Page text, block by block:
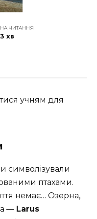
НА ЧИТАННЯ
3 хв
учням для
символізували
птахами.
немає… Озерна,
— Larus